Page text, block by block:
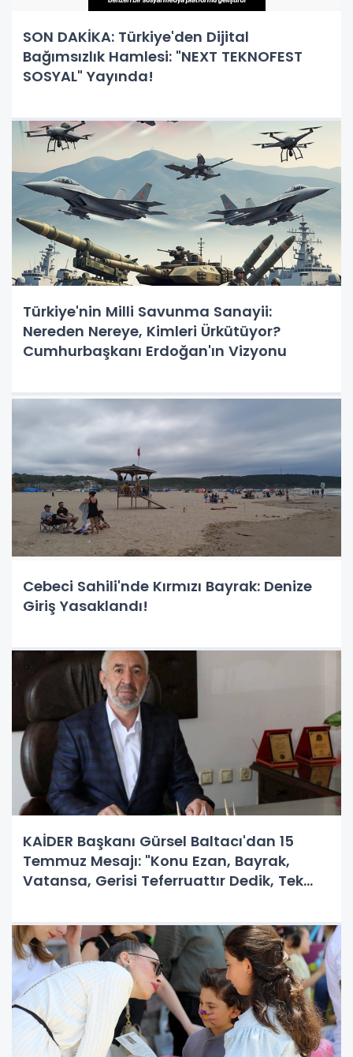
SON DAKİKA: Türkiye'den Dijital
Bağımsızlık Hamlesi: "NEXT TEKNOFEST
SOSYAL" Yayında!
Türkiye'nin Milli Savunma Sanayii:
Nereden Nereye, Kimleri Ürkütüyor?
Cumhurbaşkanı Erdoğan'ın Vizyonu
Cebeci Sahili'nde Kırmızı Bayrak: Denize
Giriş Yasaklandı!
KAİDER Başkanı Gürsel Baltacı'dan 15
Temmuz Mesajı: "Konu Ezan, Bayrak,
Vatansa, Gerisi Teferruattır Dedik, Tek